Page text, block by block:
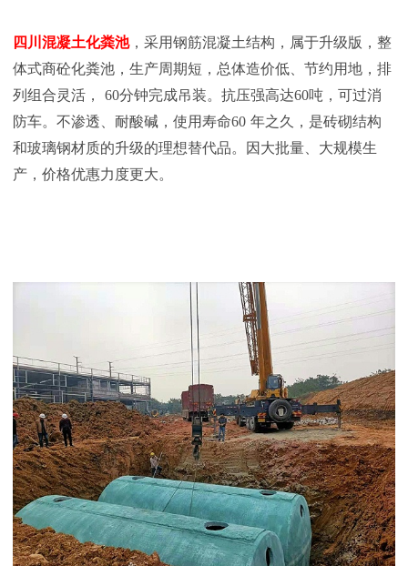
四川混凝土化粪池，采用钢筋混凝土结构，属于升级版，整
体式商砼化粪池，生产周期短，总体造价低、节约用地，排
列组合灵活，
60分钟完成吊装。抗压强高达60吨，可过消
防车。不渗透、耐酸碱，使用寿命60 年之久，是砖砌结构
和玻璃钢材质的升级的理想替代品。因大批量、大规模生
产，价格优惠力度更大。